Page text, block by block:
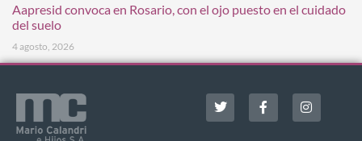
Aapresid convoca en Rosario, con el ojo puesto en el cuidado
del suelo
4 agosto, 2026